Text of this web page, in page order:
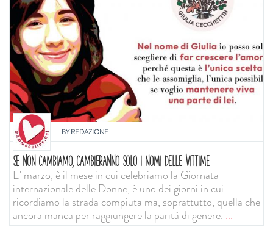
BYREDAZIONE
SE NON CAMBIAMO, CAMBIERANNO SOLO I NOMI DELLE VITTIME
E' marzo, è il mese in cui celebriamo la Giornata
internazionale delle Donne, è uno dei giorni in cui
ricordiamo la strada compiuta ma, soprattutto, quella che
ancora manca per raggiungere la parità di genere. ...